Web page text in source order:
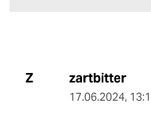
Z zartbitter
17.06.2024,